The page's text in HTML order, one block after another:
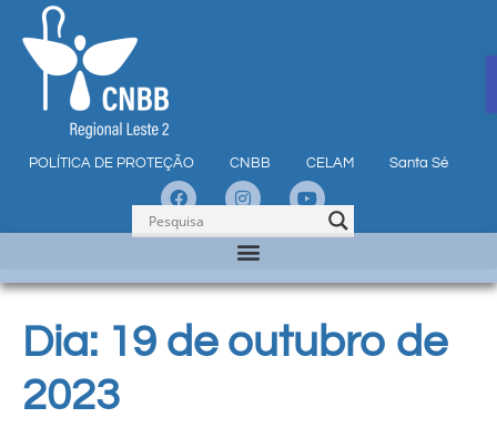
POLÍTICA DE PROTEÇÃO CNBB CELAM Santa Sé
Dia: 19 de outubro de
2023